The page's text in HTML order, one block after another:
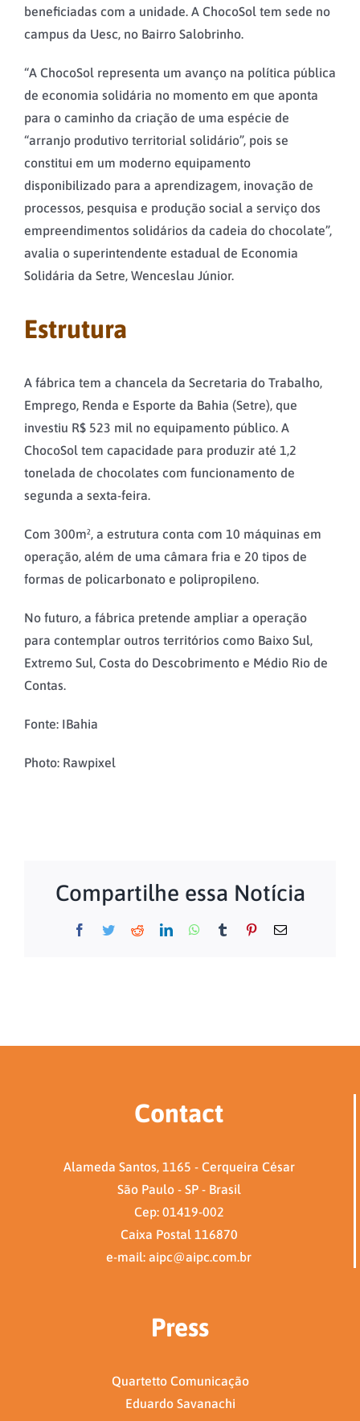
beneficiadas com a unidade. A ChocoSol tem sede no
campus da Uesc, no Bairro Salobrinho.
“A ChocoSol representa um avanço na política pública
de economia solidária no momento em que aponta
para o caminho da criação de uma espécie de
“arranjo produtivo territorial solidário”, pois se
constitui em um moderno equipamento
disponibilizado para a aprendizagem, inovação de
processos, pesquisa e produção social a serviço dos
empreendimentos solidários da cadeia do chocolate”,
avalia o superintendente estadual de Economia
Solidária da Setre, Wenceslau Júnior.
Estrutura
A fábrica tem a chancela da Secretaria do Trabalho,
Emprego, Renda e Esporte da Bahia (Setre), que
investiu R$ 523 mil no equipamento público. A
ChocoSol tem capacidade para produzir até 1,2
tonelada de chocolates com funcionamento de
segunda a sexta-feira.
Com 300m², a estrutura conta com 10 máquinas em
operação, além de uma câmara fria e 20 tipos de
formas de policarbonato e polipropileno.
No futuro, a fábrica pretende ampliar a operação
para contemplar outros territórios como Baixo Sul,
Extremo Sul, Costa do Descobrimento e Médio Rio de
Contas.
Fonte: IBahia
Photo: Rawpixel
Compartilhe essa Notícia
Facebook
TwitterRedditLinkedInWhatsApp
Tumblr PinterestEmail
Contact
Alameda Santos, 1165 - Cerqueira César
São Paulo - SP - Brasil
Cep: 01419-002
Caixa Postal 116870
e-mail: aipc@aipc.com.br
Press
Quartetto Comunicação
Eduardo Savanachi